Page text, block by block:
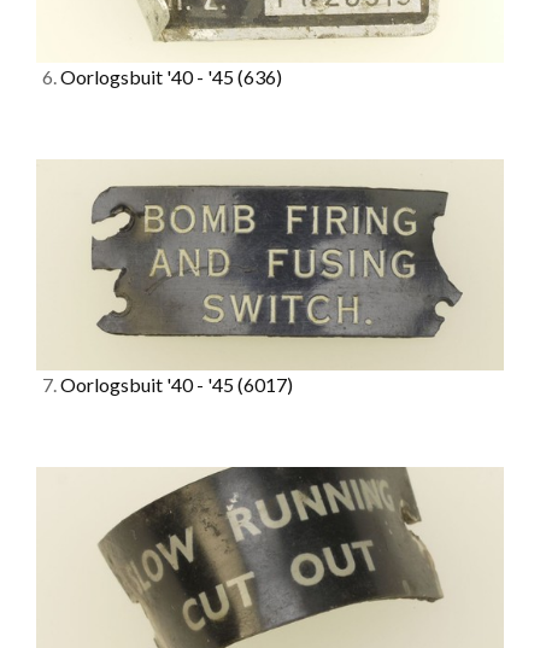
6.Oorlogsbuit '40 - '45(636)
7.Oorlogsbuit '40 - '45(6017)